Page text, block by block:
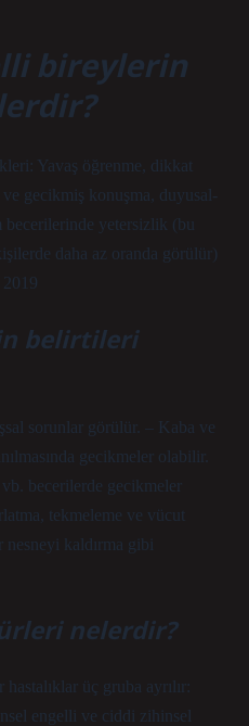
bireylerin
Yavaş öğrenme, dikkat
gecikmiş konuşma, duyusal-
becerilerinde yetersizlik (bu
daha az oranda görülür)
belirtileri
sorunlar görülür. – Kaba ve
gecikmeler olabilir.
becerilerde gecikmeler
tekmeleme ve vücut
kaldırma gibi
nelerdir?
üç gruba ayrılır:
engelli ve ciddi zihinsel